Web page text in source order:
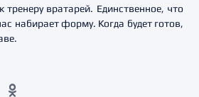
вратарей. Единственное, что
набирает форму. Когда будет готов,